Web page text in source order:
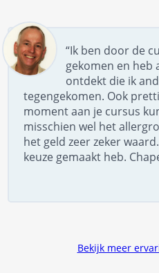
“Ik ben door de
gekomen en heb
ontdekt die ik
tegengekomen. Ook
moment aan je cursus
misschien wel het
het geld zeer zeker
keuze gemaakt heb.
Bekijk meer